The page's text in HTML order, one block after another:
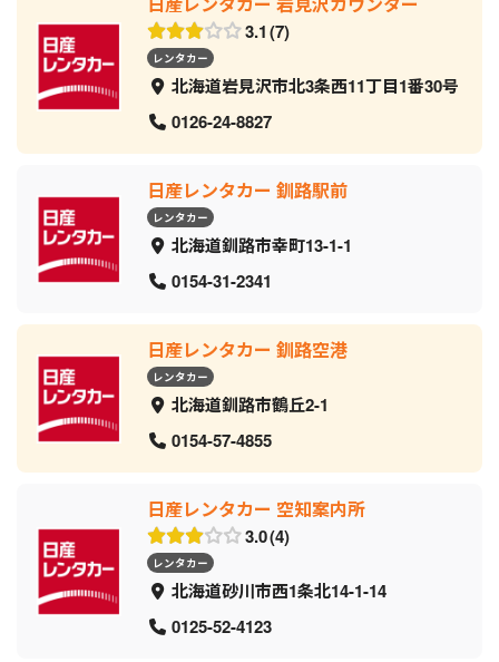
3.1 7
レンタカー
北海道岩見沢市北3条西11丁目1番30号
0126-24-8827
日産レンタカー 釧路駅前
レンタカー
北海道釧路市幸町13-1-1
0154-31-2341
日産レンタカー 釧路空港
レンタカー
北海道釧路市鶴丘2-1
0154-57-4855
日産レンタカー 空知案内所
3.0 4
レンタカー
北海道砂川市西1条北14-1-14
0125-52-4123